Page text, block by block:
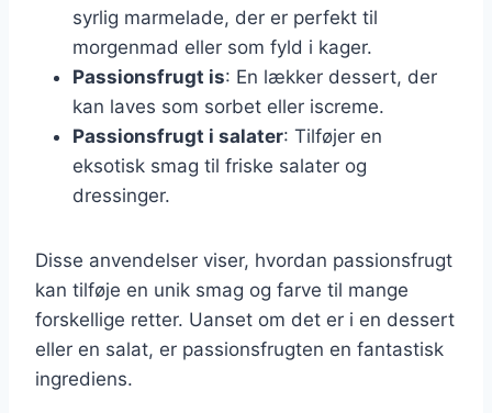
syrlig marmelade, der er perfekt til
morgenmad eller som fyld i kager.
Passionsfrugt is: En lækker dessert, der
kan laves som sorbet eller iscreme.
Passionsfrugt i salater: Tilføjer en
eksotisk smag til friske salater og
dressinger.
Disse anvendelser viser, hvordan passionsfrugt
kan tilføje en unik smag og farve til mange
forskellige retter. Uanset om det er i en dessert
eller en salat, er passionsfrugten en fantastisk
ingrediens.